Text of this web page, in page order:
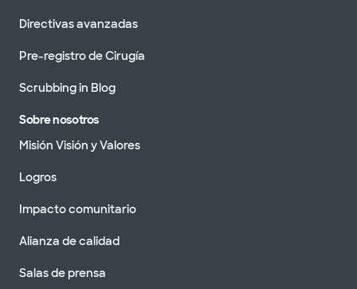
Directivas avanzadas
Pre-registro de Cirugía
Scrubbing in Blog
Sobre nosotros
Misión Visión y Valores
Logros
Impacto comunitario
Alianza de calidad
Salas de prensa